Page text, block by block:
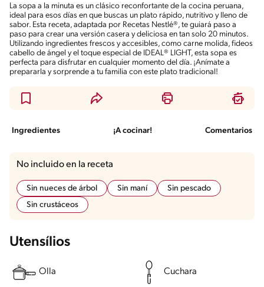
La sopa a la minuta es un clásico reconfortante de la cocina peruana,
ideal para esos días en que buscas un plato rápido, nutritivo y lleno de
sabor. Esta receta, adaptada por Recetas Nestlé®, te guiará paso a
paso para crear una versión casera y deliciosa en tan solo 20 minutos.
Utilizando ingredientes frescos y accesibles, como carne molida, fideos
cabello de ángel y el toque especial de IDEAL® LIGHT, esta sopa es
perfecta para disfrutar en cualquier momento del día. ¡Anímate a
prepararla y sorprende a tu familia con este plato tradicional!
Ingredientes ¡A cocinar! Comentarios
No incluido en la receta
Sin nueces de árbol Sin maní
Sin pescado
Sin crustáceos
Utensílios
Olla Cuchara